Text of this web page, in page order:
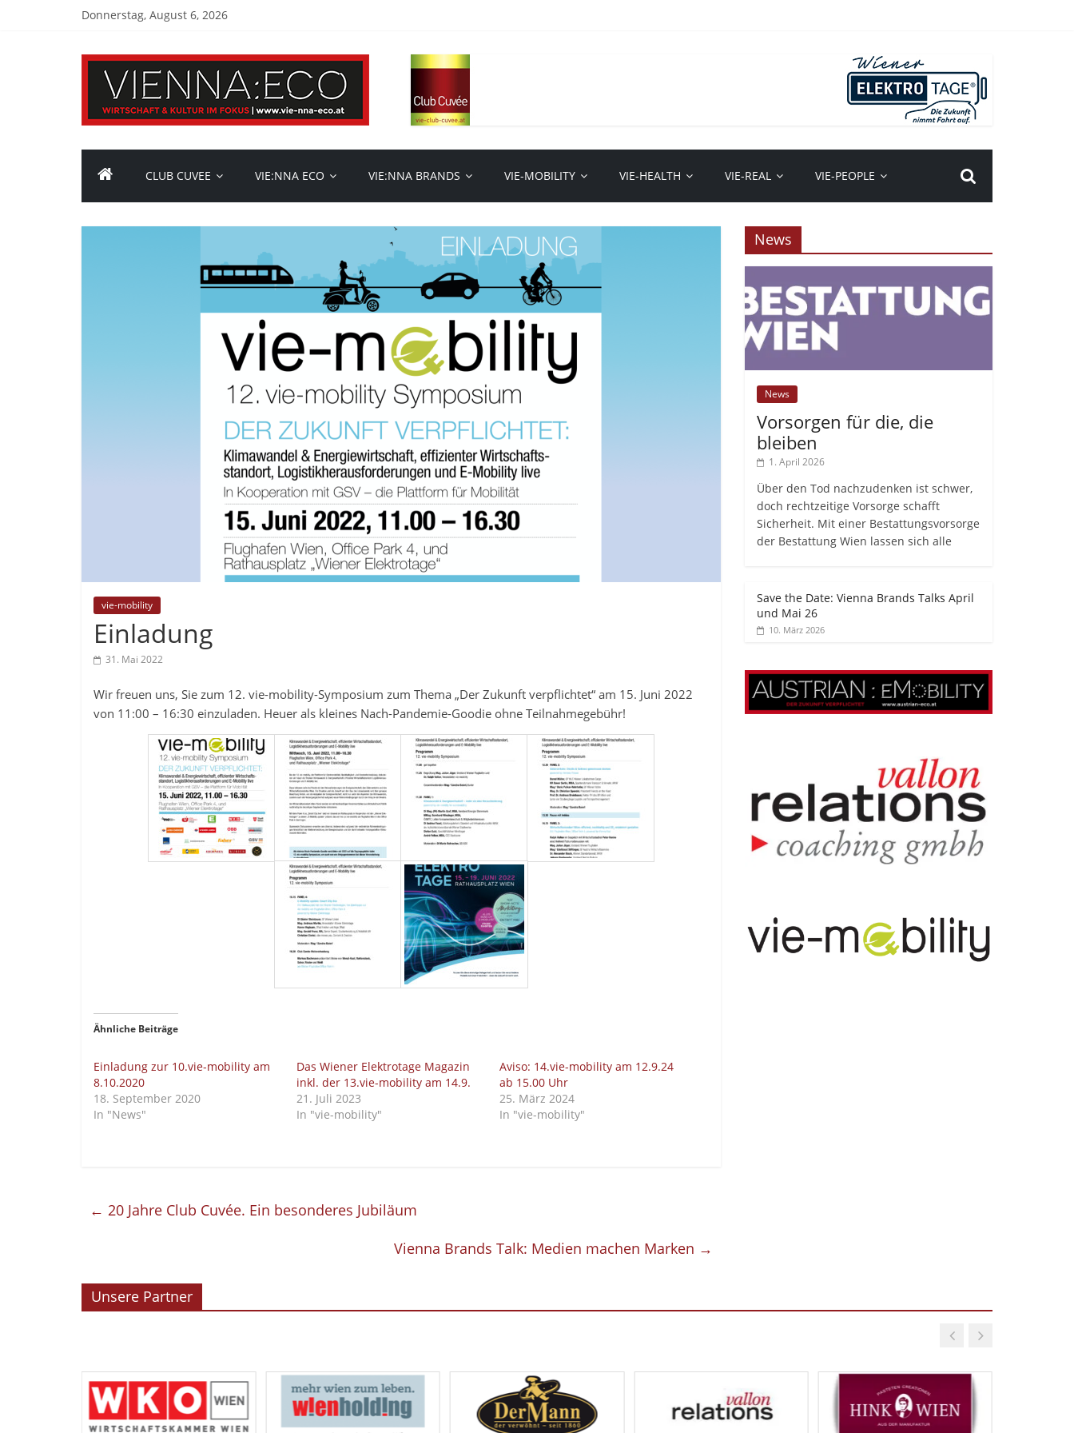
Donnerstag, August 6, 2026
CLUB CUVEE VIE:NNA ECO VIE:NNA BRANDS VIE-MOBILITY VIE-HEALTH VIE-REAL VIE-PEOPLE
vie-mobility
Einladung
31. Mai 2022
Wir freuen uns, Sie zum 12. vie-mobility-Symposium zum Thema „Der Zukunft verpflichtet“ am 15. Juni 2022
von 11:00 – 16:30 einzuladen. Heuer als kleines Nach-Pandemie-Goodie ohne Teilnahmegebühr!
Ähnliche Beiträge
Einladung zur 10.vie-mobility am
8.10.2020
18. September 2020
In "News"
Das Wiener Elektrotage Magazin
inkl. der 13.vie-mobility am 14.9.
21. Juli 2023
In "vie-mobility"
Aviso: 14.vie-mobility am 12.9.24
ab 15.00 Uhr
25. März 2024
In "vie-mobility"
← 20 Jahre Club Cuvée. Ein besonderes Jubiläum
Vienna Brands Talk: Medien machen Marken →
News
News
Vorsorgen für die, die
bleiben
1. April 2026
Über den Tod nachzudenken ist schwer,
doch rechtzeitige Vorsorge schafft
Sicherheit. Mit einer Bestattungsvorsorge
der Bestattung Wien lassen sich alle
Save the Date: Vienna Brands Talks April
und Mai 26
10. März 2026
Unsere Partner